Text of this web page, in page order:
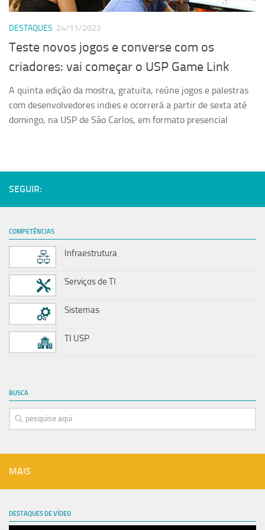
DESTAQUES 24/11/2022
Teste novos jogos e converse com os
criadores: vai começar o USP Game Link
A quinta edição da mostra, gratuita, reúne jogos e palestras
com desenvolvedores indies e ocorrerá a partir de sexta até
domingo, na USP de São Carlos, em formato presencial
SEGUIR:
COMPETÊNCIAS
Infraestrutura
Serviços de TI
Sistemas
TI USP
BUSCA
MAIS
DESTAQUES DE VÍDEO